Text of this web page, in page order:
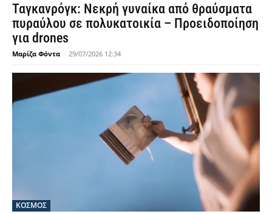
Ταγκανρόγκ: Νεκρή γυναίκα από θραύσματα
πυραύλου σε πολυκατοικία – Προειδοποίηση
για drones
Μαρίζα Φόντα - 29/07/2026 12:34
ΚΟΣΜΟΣ